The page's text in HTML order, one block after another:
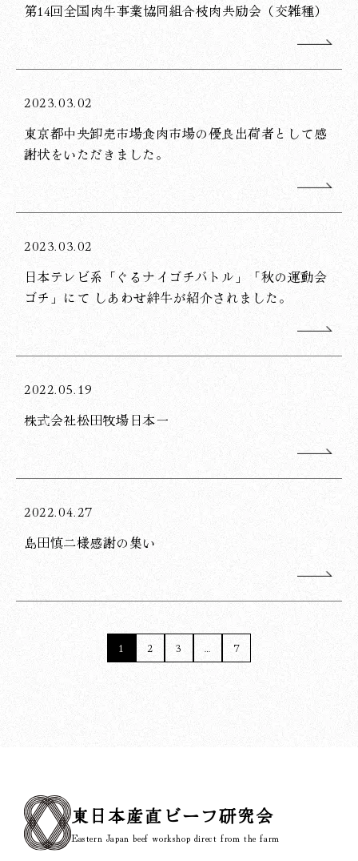
第14回全国肉牛事業協同組合枝肉共励会（交雑種）
2023.03.02
東京都中央卸売市場食肉市場の優良出荷者として感
謝状をいただきました。
2023.03.02
日本テレビ系「ぐるナイゴチバトル」「秋の運動会
ゴチ」にて しあわせ絆牛が紹介されました。
2022.05.19
株式会社松田牧場日本一
2022.04.27
島田慎二様感謝の集い
1 2 3 … 7
東日本産直ビーフ研究会
Eastern Japan beef workshop direct from the farm